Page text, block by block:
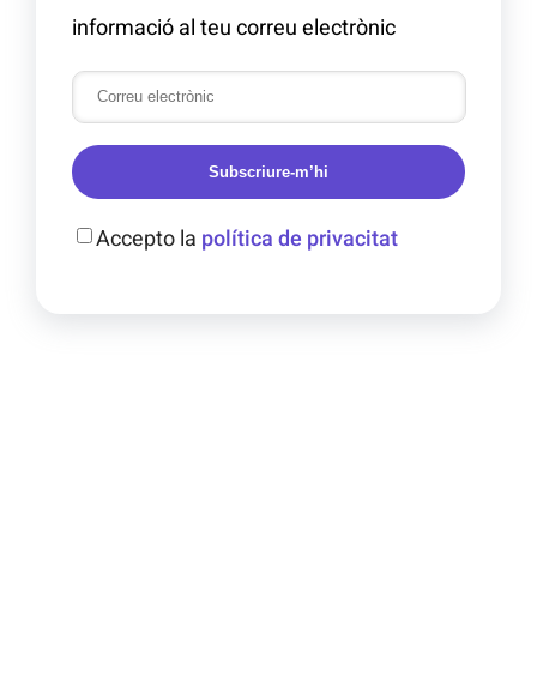
informació al teu correu electrònic
Subscriure-m’hi
Accepto la política de privacitat